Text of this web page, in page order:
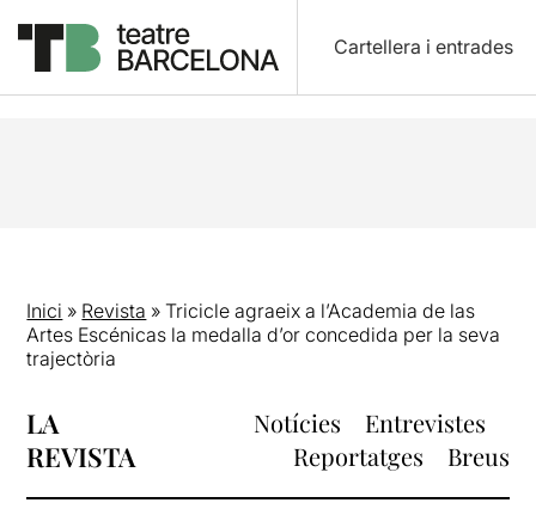
Cartellera i entrades
Inici » Revista »Tricicle agraeix a l’Academia de las
Artes Escénicas la medalla d’or concedida per la seva
trajectòria
LA
REVISTA
Notícies
Entrevistes
Reportatges
Breus